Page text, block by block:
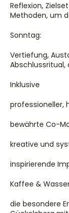
Reflexion,
Methoden, um
Sonntag:
Vertiefung,
Abschlussritual,
Inklusive
professioneller,
bewährte Co-
kreative und
inspirierende
Kaffee &
die besondere